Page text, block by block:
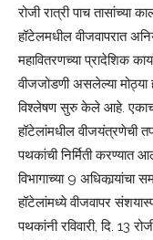
रोजी रात्री पाच तासांच्या
हॉटेलमधील वीजवापरात
महावितरणच्या प्रादेशिक
वीजजोडणी असलेल्या मोठ्या
विश्लेषण सुरु केले आहे. एकाच
हॉटेलांमधील वीजयंत्रणेची
पथकांची निर्मिती करण्यात
विभागाच्या 9 अधिकार्‍यांचा
हॉटेलांमध्ये वीजवापर
पथकांनी रविवारी, दि. 13